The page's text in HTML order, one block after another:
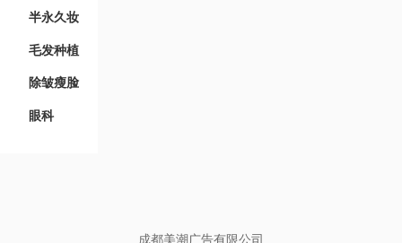
半永久妆
毛发种植
除皱瘦脸
眼科
成都美潮广告有限公司